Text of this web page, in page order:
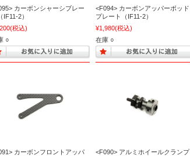
カーボンシャーシブレー
IF11-2）
(税込)
○
<F094> カーボンアッパーポッド
プレート（IF11-2）
¥1,980(税込)
在庫 ○
カーボンフロントアッパ
<F090> アルミホイールクランプ